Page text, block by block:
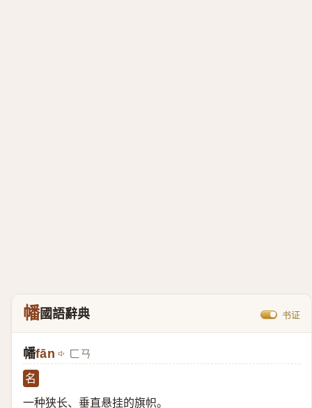
幡國語辭典 书证
幡fān ㄈㄢ
名
一种狭长、垂直悬挂的旗帜。